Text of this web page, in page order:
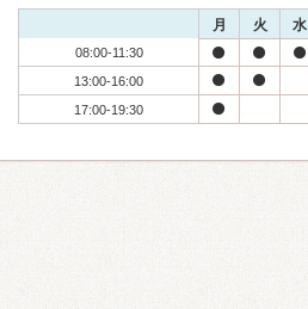
月 火 水
08:00-11:30
13:00-16:00
17:00-19:30